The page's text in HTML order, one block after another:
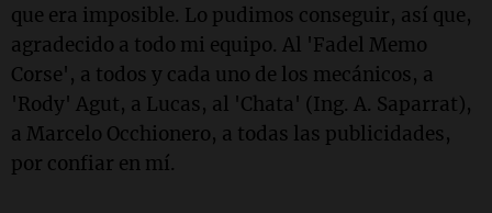
que era imposible. Lo pudimos conseguir, así que,
agradecido a todo mi equipo. Al 'Fadel Memo
Corse', a todos y cada uno de los mecánicos, a
'Rody' Agut, a Lucas, al 'Chata' (Ing. A. Saparrat),
a Marcelo Occhionero, a todas las publicidades,
por confiar en mí.